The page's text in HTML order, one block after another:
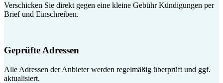
Verschicken Sie direkt gegen eine kleine Gebühr Kündigungen per
Brief und Einschreiben.
Geprüfte Adressen
Alle Adressen der Anbieter werden regelmäßig überprüft und ggf.
aktualisiert.